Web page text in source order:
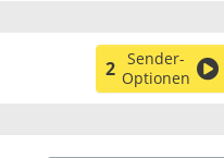
2 Sender-
Optionen